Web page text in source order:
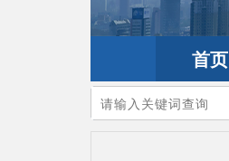
首页
您的当前位置：首页>地震频道